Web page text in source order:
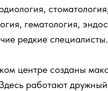
гематология,
редкие специалисты.
центре созданы
работают